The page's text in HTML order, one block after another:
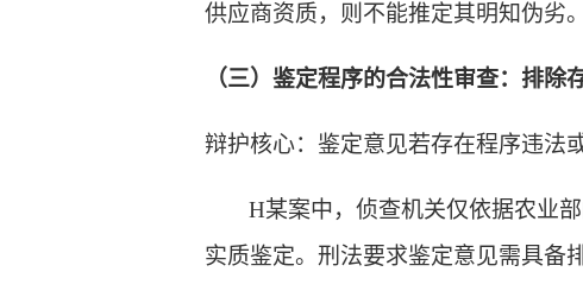
供应商资质，则不能推定其明知伪劣。
（三）鉴定程序的合法性审查：排除
辩护核心：鉴定意见若存在程序违法
H某案中，侦查机关仅依据农业
实质鉴定。刑法要求鉴定意见需具备